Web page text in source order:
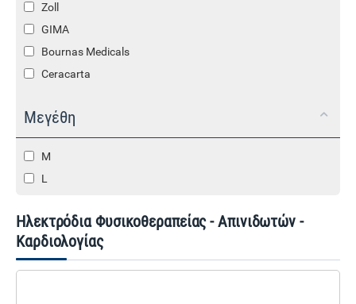
Zoll
GIMA
Bournas Medicals
Ceracarta
Ambu
Μεγέθη
M
L
Ηλεκτρόδια Φυσικοθεραπείας - Απινιδωτών -
Καρδιολογίας